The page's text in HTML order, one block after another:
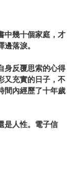
中幾十個家庭，才
落淚。
身反覆思索的心得
又充實的日子，不
間內經歷了十年歲
是人性。電子信